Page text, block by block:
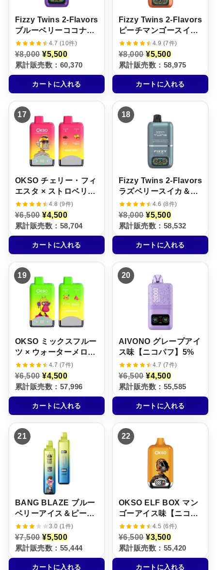
Fizzy Twins 2‑Flavors
ブルーベリーココナッ
ツ＆グレープアイス
【ニコパフ】5%
4.7 (10件)
¥8,000 元
の
価
格
は
¥
0
0
0
で
し
た
。
¥5,500現
在
の
価
格
は
,
5
0
0
で
す
累計販売数：60,370
カートに入れる
Fizzy Twins 2‑Flavors
ピーチマンゴースイカ
＆ストロベリーバナナ
【ニコパフ】5%
4.9 (7件)
¥8,000 元
の
価
格
は
¥
0
で
し
た
。
¥5,500現
在
の
価
格
は
5
で
。
累計販売数：58,975
カートに入れる
17
OKSO チェリー・フィ
エスタ × ストロベリ
ー・バナナ【ニコパ
フ】5%
4.8 (9件)
¥6,500 元
の
価
格
は
¥
5
0
0
で
し
た
。
¥4,500現
在
の
価
格
は
,
5
0
0
で
す
累計販売数：58,704
カートに入れる
18
Fizzy Twins 2‑Flavors
ラズベリースイカ＆キ
ウイパッションフルー
ツグァバ【ニコパフ】
5%
4.6 (8件)
¥8,000 元
の
価
格
は
¥
0
0
で
し
た
。
¥5,500現
在
の
価
格
は
5
0
で
累計販売数：58,532
カートに入れる
19
OKSO ミックスフルー
ツ × ウォーターメロ
ン・バブルガム【ニコ
パフ】5%
4.7 (7件)
¥6,500 元
の
価
格
は
¥
0
0
で
し
た
。
¥4,500現
在
の
価
格
は
,
0
0
で
。
累計販売数：57,996
カートに入れる
20
AIVONO グレープアイ
ス味【ニコパフ】5%
4.7 (7件)
¥6,500 元
の
価
格
は
¥
0
0
た
。
¥4,500現
在
の
価
格
は
5
0
。
累計販売数：55,585
カートに入れる
21
BANG BLAZE ブルー
ベリーアイス＆ピーチ
アイス＆キャンディ＆
レモンサワーオレンジ
【ニコパフ】5%
3.0 (1件)
¥7,500 元
の
価
格
は
¥5,500現
在
の
価
格
累計販売数：55,444
カートに入れる
22
OKSO ELF BOX マン
ゴーアイス味【ニコパ
フ】5%
4.5 (6件)
¥6,500 元
の
価
格
は
¥3,500現
在
の
価
格
累計販売数：55,420
カートに入れる